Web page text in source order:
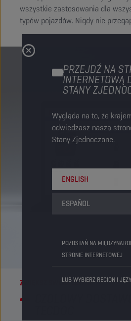
PRZEJDŹ NA
INTERNETOWĄ
STANY
Wygląda na to, że
odwiedzasz naszą
Stany Zjednoczone.
ENGLISH
ESPAÑOL
POZOSTAŃ NA
STRONIE INTERNETOWEJ
LUB WYBIERZ REGION I
wszystkie zastosowania dla
typów pojazdów. Nigdy nie
ZWIĘKSZ SWOJE OSIĄGI
CZOŁOWY